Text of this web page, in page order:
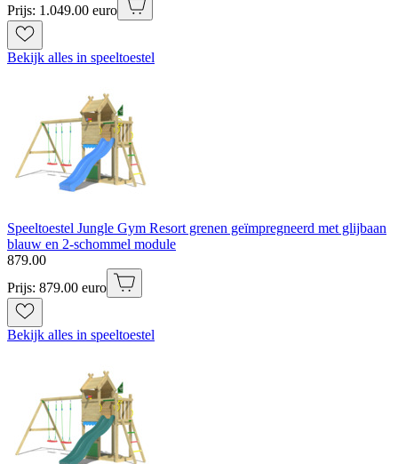
Prijs: 1.049.00 euro
Bekijk alles in speeltoestel
Speeltoestel Jungle Gym Resort grenen geïmpregneerd met glijbaan
blauw en 2-schommel module
879.00
Prijs: 879.00 euro
Bekijk alles in speeltoestel